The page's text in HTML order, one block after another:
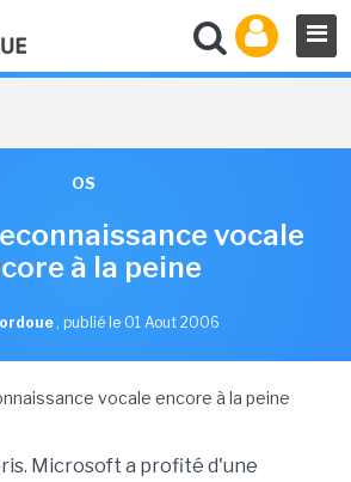
OS
vocale
à la peine
, publié le 01 Aout 2006
Microsoft a profité d'une